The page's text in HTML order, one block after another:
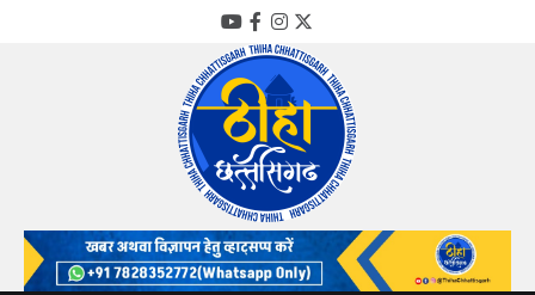
YouTube
Facebook
Instagram
Twitter
Thiha Chhattisgarh
गोठ जन-जन के